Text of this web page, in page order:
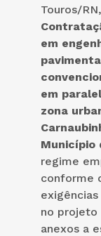
Touros/
em
em
zona
Município
regime
conforme
no projeto
anexos a